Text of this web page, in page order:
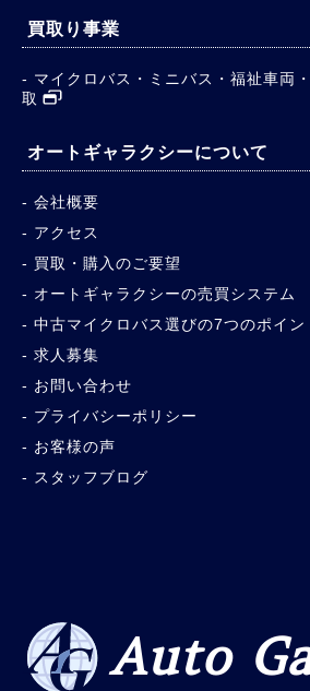
買取り事業
マイクロバス・ミニバス・福祉車両
取
オートギャラクシーについて
会社概要
アクセス
買取・購入のご要望
オートギャラクシーの売買システム
中古マイクロバス選びの7つのポイン
求人募集
お問い合わせ
プライバシーポリシー
お客様の声
スタッフブログ
Auto